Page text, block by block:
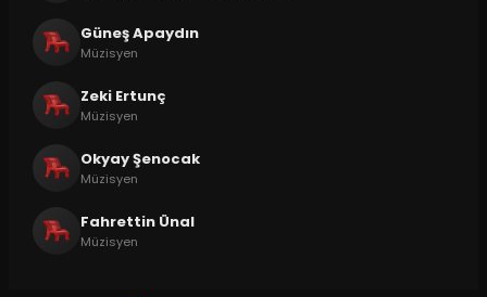
Güneş Apaydın
Müzisyen
Zeki Ertunç
Müzisyen
Okyay Şenocak
Müzisyen
Fahrettin Ünal
Müzisyen